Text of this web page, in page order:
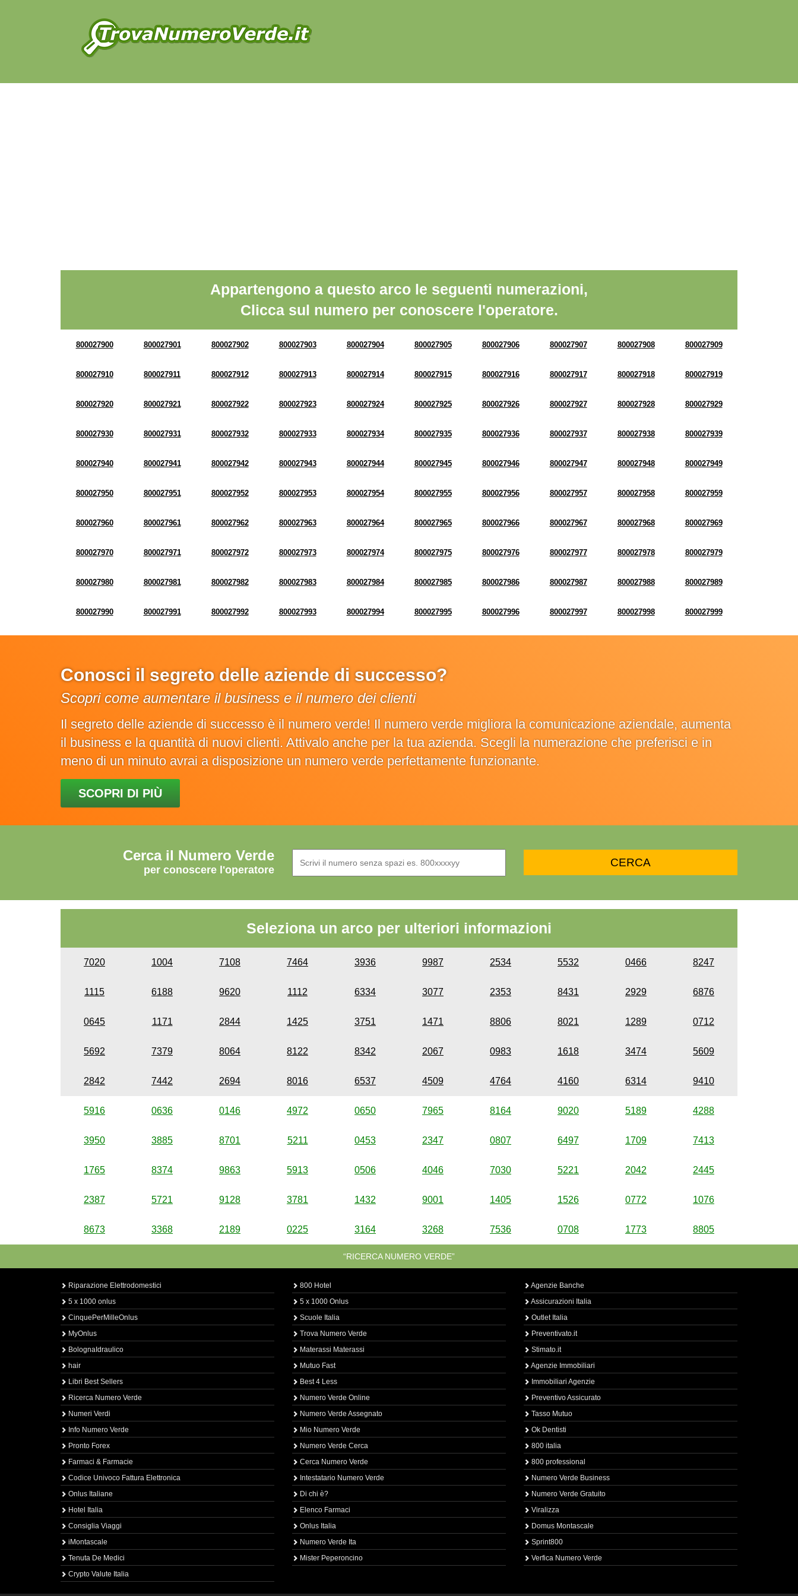
Appartengono a questo arco le seguenti numerazioni,
Clicca sul numero per conoscere l'operatore.
800027900 800027901 800027902 800027903 800027904 800027905 800027906 800027907 800027908 800027909
800027910 800027911 800027912 800027913 800027914 800027915 800027916 800027917 800027918 800027919
800027920 800027921 800027922 800027923 800027924 800027925 800027926 800027927 800027928 800027929
800027930 800027931 800027932 800027933 800027934 800027935 800027936 800027937 800027938 800027939
800027940 800027941 800027942 800027943 800027944 800027945 800027946 800027947 800027948 800027949
800027950 800027951 800027952 800027953 800027954 800027955 800027956 800027957 800027958 800027959
800027960 800027961 800027962 800027963 800027964 800027965 800027966 800027967 800027968 800027969
800027970 800027971 800027972 800027973 800027974 800027975 800027976 800027977 800027978 800027979
800027980 800027981 800027982 800027983 800027984 800027985 800027986 800027987 800027988 800027989
800027990 800027991 800027992 800027993 800027994 800027995 800027996 800027997 800027998 800027999
Conosci il segreto delle aziende di successo?
Scopri come aumentare il business e il numero dei clienti
Il segreto delle aziende di successo è il numero verde! Il numero verde migliora la comunicazione aziendale, aumenta
il business e la quantità di nuovi clienti. Attivalo anche per la tua azienda. Scegli la numerazione che preferisci e in
meno di un minuto avrai a disposizione un numero verde perfettamente funzionante.
SCOPRI DI PIÙ
Cerca il Numero Verde
per conoscere l'operatore
Seleziona un arco per ulteriori informazioni
7020 1004 7108 7464 3936 9987 2534 5532 0466 8247
1115 6188 9620 1112 6334 3077 2353 8431 2929 6876
0645 1171 2844 1425 3751 1471 8806 8021 1289 0712
5692 7379 8064 8122 8342 2067 0983 1618 3474 5609
2842 7442 2694 8016 6537 4509 4764 4160 6314 9410
5916 0636 0146 4972 0650 7965 8164 9020 5189 4288
3950 3885 8701 5211 0453 2347 0807 6497 1709 7413
1765 8374 9863 5913 0506 4046 7030 5221 2042 2445
2387 5721 9128 3781 1432 9001 1405 1526 0772 1076
8673 3368 2189 0225 3164 3268 7536 0708 1773 8805
“RICERCA NUMERO VERDE”
Riparazione Elettrodomestici
5 x 1000 onlus
CinquePerMilleOnlus
MyOnlus
BolognaIdraulico
hair
Libri Best Sellers
Ricerca Numero Verde
Numeri Verdi
Info Numero Verde
Pronto Forex
Farmaci & Farmacie
Codice Univoco Fattura Elettronica
Onlus Italiane
Hotel Italia
Consiglia Viaggi
iMontascale
Tenuta De Medici
Crypto Valute Italia
800 Hotel
5 x 1000 Onlus
Scuole Italia
Trova Numero Verde
Materassi Materassi
Mutuo Fast
Best 4 Less
Numero Verde Online
Numero Verde Assegnato
Mio Numero Verde
Numero Verde Cerca
Cerca Numero Verde
Intestatario Numero Verde
Di chi è?
Elenco Farmaci
Onlus Italia
Numero Verde Ita
Mister Peperoncino
Agenzie Banche
Assicurazioni Italia
Outlet Italia
Preventivato.it
Stimato.it
Agenzie Immobiliari
Immobiliari Agenzie
Preventivo Assicurato
Tasso Mutuo
Ok Dentisti
800 italia
800 professional
Numero Verde Business
Numero Verde Gratuito
Viralizza
Domus Montascale
Sprint800
Verfica Numero Verde